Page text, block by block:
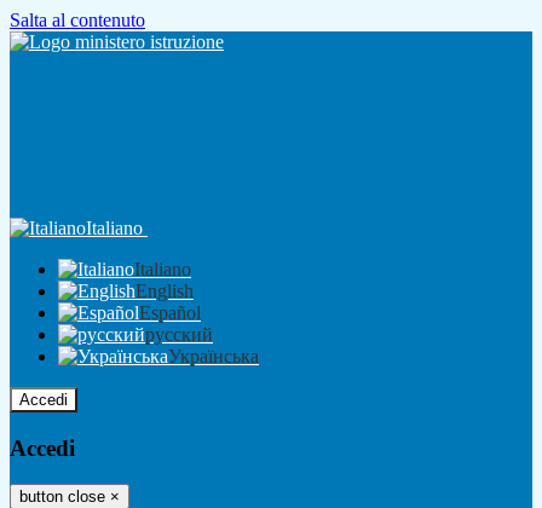
Salta al contenuto
Italiano
Italiano
English
Español
русский
Українська
Accedi
Accedi
button close ×